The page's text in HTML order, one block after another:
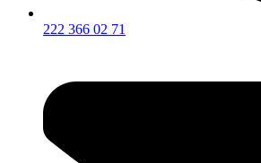
222 366 02 71